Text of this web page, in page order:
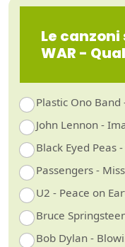
Le canzoni
WAR -
Plastic Ono Band
John Lennon -
Black Eyed Peas
Passengers -
U2 - Peace on
Bruce
Bob Dylan -